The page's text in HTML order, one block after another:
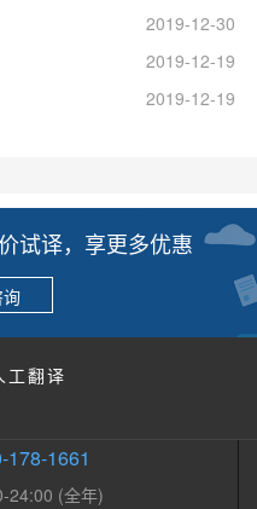
2019-12-30
2019-12-19
2019-12-19
试译，享更多优惠
工翻译
178-1661
24:00 (全年)